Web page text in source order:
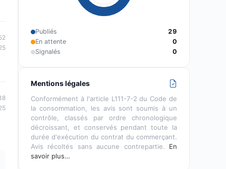
Publiés
29
En attente
0
Signalés
0
Mentions légales
Conformément à l'article L111-7-2 du Code de
la consommation, les avis sont soumis à un
contrôle, classés par ordre chronologique
décroissant, et conservés pendant toute la
durée d'exécution du contrat du commerçant.
Avis récoltés sans aucune contrepartie. En
savoir plus…